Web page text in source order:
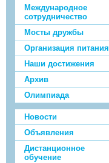
Международное
сотрудничество
Мосты дружбы
Организация питания
Наши достижения
Архив
Олимпиада
Новости
Объявления
Дистанционное
обучение